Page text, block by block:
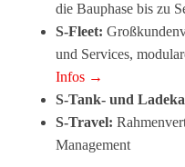
die Bauphase bis zu
S-Fleet:
und Services,
Infos →
S-Tank- und
S-Travel:
Management